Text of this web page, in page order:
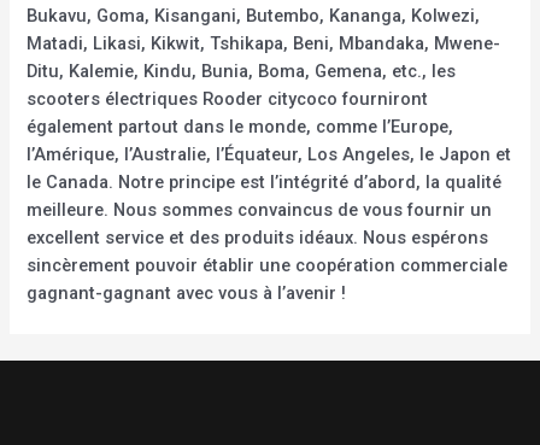
Bukavu, Goma, Kisangani, Butembo, Kananga, Kolwezi,
Matadi, Likasi, Kikwit, Tshikapa, Beni, Mbandaka, Mwene-
Ditu, Kalemie, Kindu, Bunia, Boma, Gemena, etc., les
scooters électriques Rooder citycoco fourniront
également partout dans le monde, comme l’Europe,
l’Amérique, l’Australie, l’Équateur, Los Angeles, le Japon et
le Canada. Notre principe est l’intégrité d’abord, la qualité
meilleure. Nous sommes convaincus de vous fournir un
excellent service et des produits idéaux. Nous espérons
sincèrement pouvoir établir une coopération commerciale
gagnant-gagnant avec vous à l’avenir !